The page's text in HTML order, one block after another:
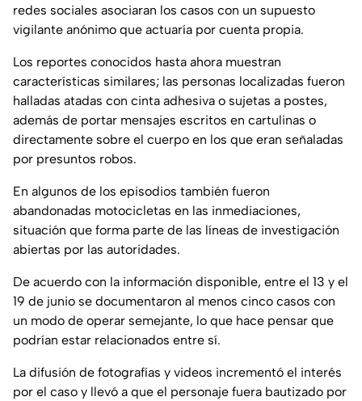
redes sociales asociaran los casos con un supuesto
vigilante anónimo que actuaría por cuenta propia.
Los reportes conocidos hasta ahora muestran
características similares; las personas localizadas fueron
halladas atadas con cinta adhesiva o sujetas a postes,
además de portar mensajes escritos en cartulinas o
directamente sobre el cuerpo en los que eran señaladas
por presuntos robos.
En algunos de los episodios también fueron
abandonadas motocicletas en las inmediaciones,
situación que forma parte de las líneas de investigación
abiertas por las autoridades.
De acuerdo con la información disponible, entre el 13 y el
19 de junio se documentaron al menos cinco casos con
un modo de operar semejante, lo que hace pensar que
podrían estar relacionados entre sí.
La difusión de fotografías y videos incrementó el interés
por el caso y llevó a que el personaje fuera bautizado por